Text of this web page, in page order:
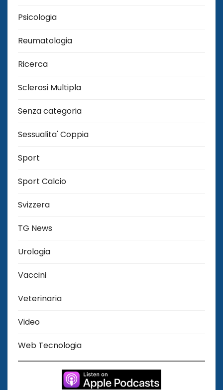
Psicologia
Reumatologia
Ricerca
Sclerosi Multipla
Senza categoria
Sessualita' Coppia
Sport
Sport Calcio
Svizzera
TG News
Urologia
Vaccini
Veterinaria
Video
Web Tecnologia